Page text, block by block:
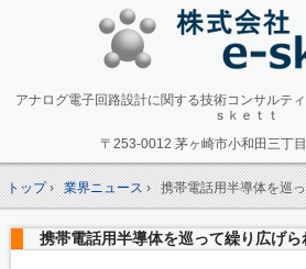
アナログ電子回路設計に関する技術コンサルテ
ｓｋｅｔｔ
〒253-0012 茅ヶ崎市小和田三丁
トップ› 業界ニュース› 携帯電話用半導体を巡
携帯電話用半導体を巡って繰り広げら